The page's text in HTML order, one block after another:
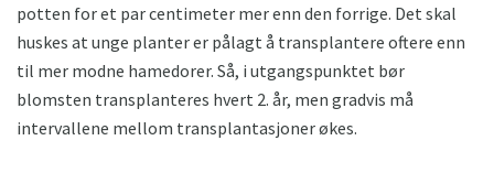
potten for et par centimeter mer enn den forrige. Det skal
huskes at unge planter er pålagt å transplantere oftere enn
til mer modne hamedorer. Så, i utgangspunktet bør
blomsten transplanteres hvert 2. år, men gradvis må
intervallene mellom transplantasjoner økes.